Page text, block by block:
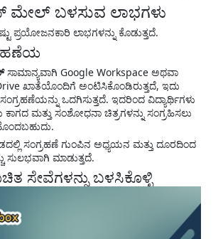
ಮೇಲ್ ಬಳಸುವ ಲಾಭಗಳು
ಪ್ರಯೋಜನಕಾರಿ ಲಾಭಗಳನ್ನು ಕೊಡುತ್ತದೆ.
ಸಾಮಾನ್ಯವಾಗಿ Google Workspace ಅಥವಾ
ಖಾತೆಯೊಂದಿಗೆ ಅಂಟಿಸಿಕೊಂಡಿರುತ್ತದೆ, ಇದು
ಒದಗಿಸುತ್ತದೆ. ಇದರಿಂದ ವಿದ್ಯಾರ್ಥಿಗಳು
ಕಾಗದ ಮತ್ತು ಸಂಶೋಧನಾ ಚಿತ್ರಗಳನ್ನು ಸಂಗ್ರಹಿಸಲು
ಸಂಗ್ರಹಣೆ ಗುಂಪಿನ ಅಧ್ಯಯನ ಮತ್ತು ದೂರದಿಂದ
ಸುಲಭವಾಗಿ ಮಾಡುತ್ತದೆ.
ಸೇವೆಗಳನ್ನು ಬಳಸಿಕೊಳ್ಳಿ